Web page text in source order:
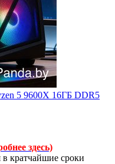
5 9600X 16ГБ DDR5
здесь)
в кратчайшие сроки